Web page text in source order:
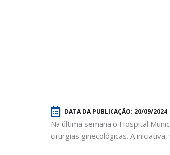
DATA DA PUBLICAÇÃO: 20/09/2024
Na última semana o Hospital
cirurgias ginecológicas. A